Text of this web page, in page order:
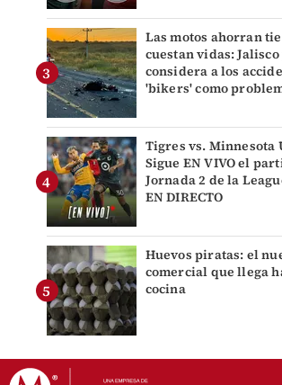
Las motos ahorran
cuestan vidas: Jalisco
considera a los
'bikers' como
Tigres vs. Minnesota
Sigue EN VIVO el
Jornada 2 de la
EN DIRECTO
Huevos piratas: el
comercial que llega
cocina